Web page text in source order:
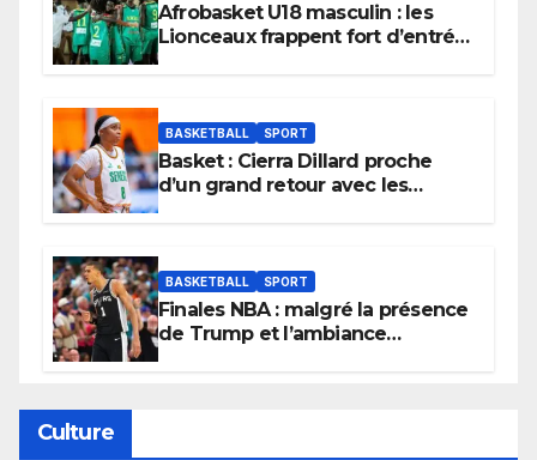
Afrobasket U18 masculin : les
Lionceaux frappent fort d’entrée
BASKETBALL SPORT
Basket : Cierra Dillard proche
d’un grand retour avec les
BASKETBALL SPORT
Finales NBA : malgré la présence
de Trump et l’ambiance
Culture